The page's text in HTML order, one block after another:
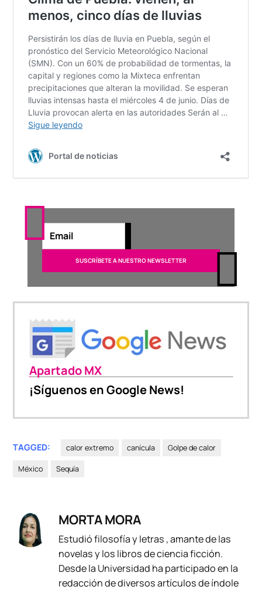
Apartado MX
¡Síguenos en Google News!
TAGGED: calor extremo canícula Golpe de calor
México Sequía
MORTA MORA
Estudió filosofía y letras , amante de las
novelas y los libros de ciencia ficción.
Desde la Universidad ha participado en la
redacción de diversos artículos de índole